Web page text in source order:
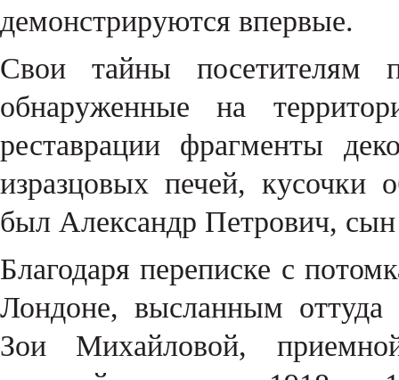
демонстрируются впервые.
Свои тайны посетителям
обнаруженные на
реставрации фрагменты
изразцовых печей, кусочки
был Александр Петрович,
Благодаря переписке с
Лондоне, высланным
Зои Михайловой,